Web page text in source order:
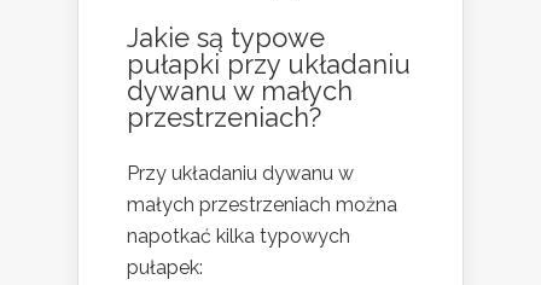
Jakie są typowe
pułapki przy układaniu
dywanu w małych
przestrzeniach?
Przy układaniu dywanu w
małych przestrzeniach można
napotkać kilka typowych
pułapek: